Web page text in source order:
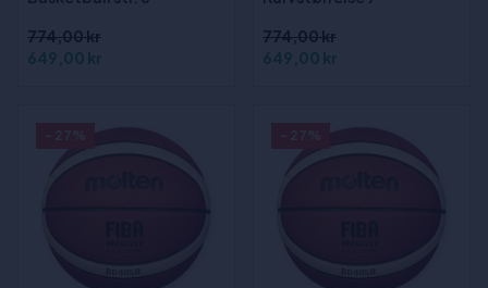
774,00 kr
649,00 kr
774,00 kr
649,00 kr